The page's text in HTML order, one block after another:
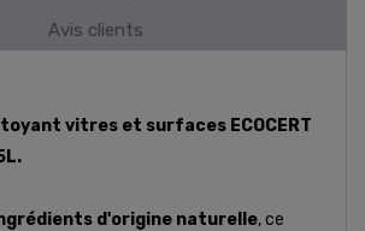
Avis clients
vitres et surfaces ECOCERT
d'origine naturelle, ce